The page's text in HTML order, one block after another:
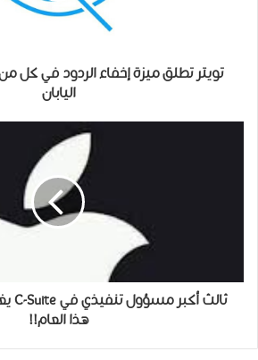
ﺗﻮﻳﺘﺮ ﺗﻄﻠﻖ ﻣﻴﺰﺓ ﺇﺧﻔﺎﺀ ﺍﻟﺮﺩﻭﺩ ﻓﻲ كل
ﺍﻟﻴﺎﺑﺎﻥ
هذا العام!!